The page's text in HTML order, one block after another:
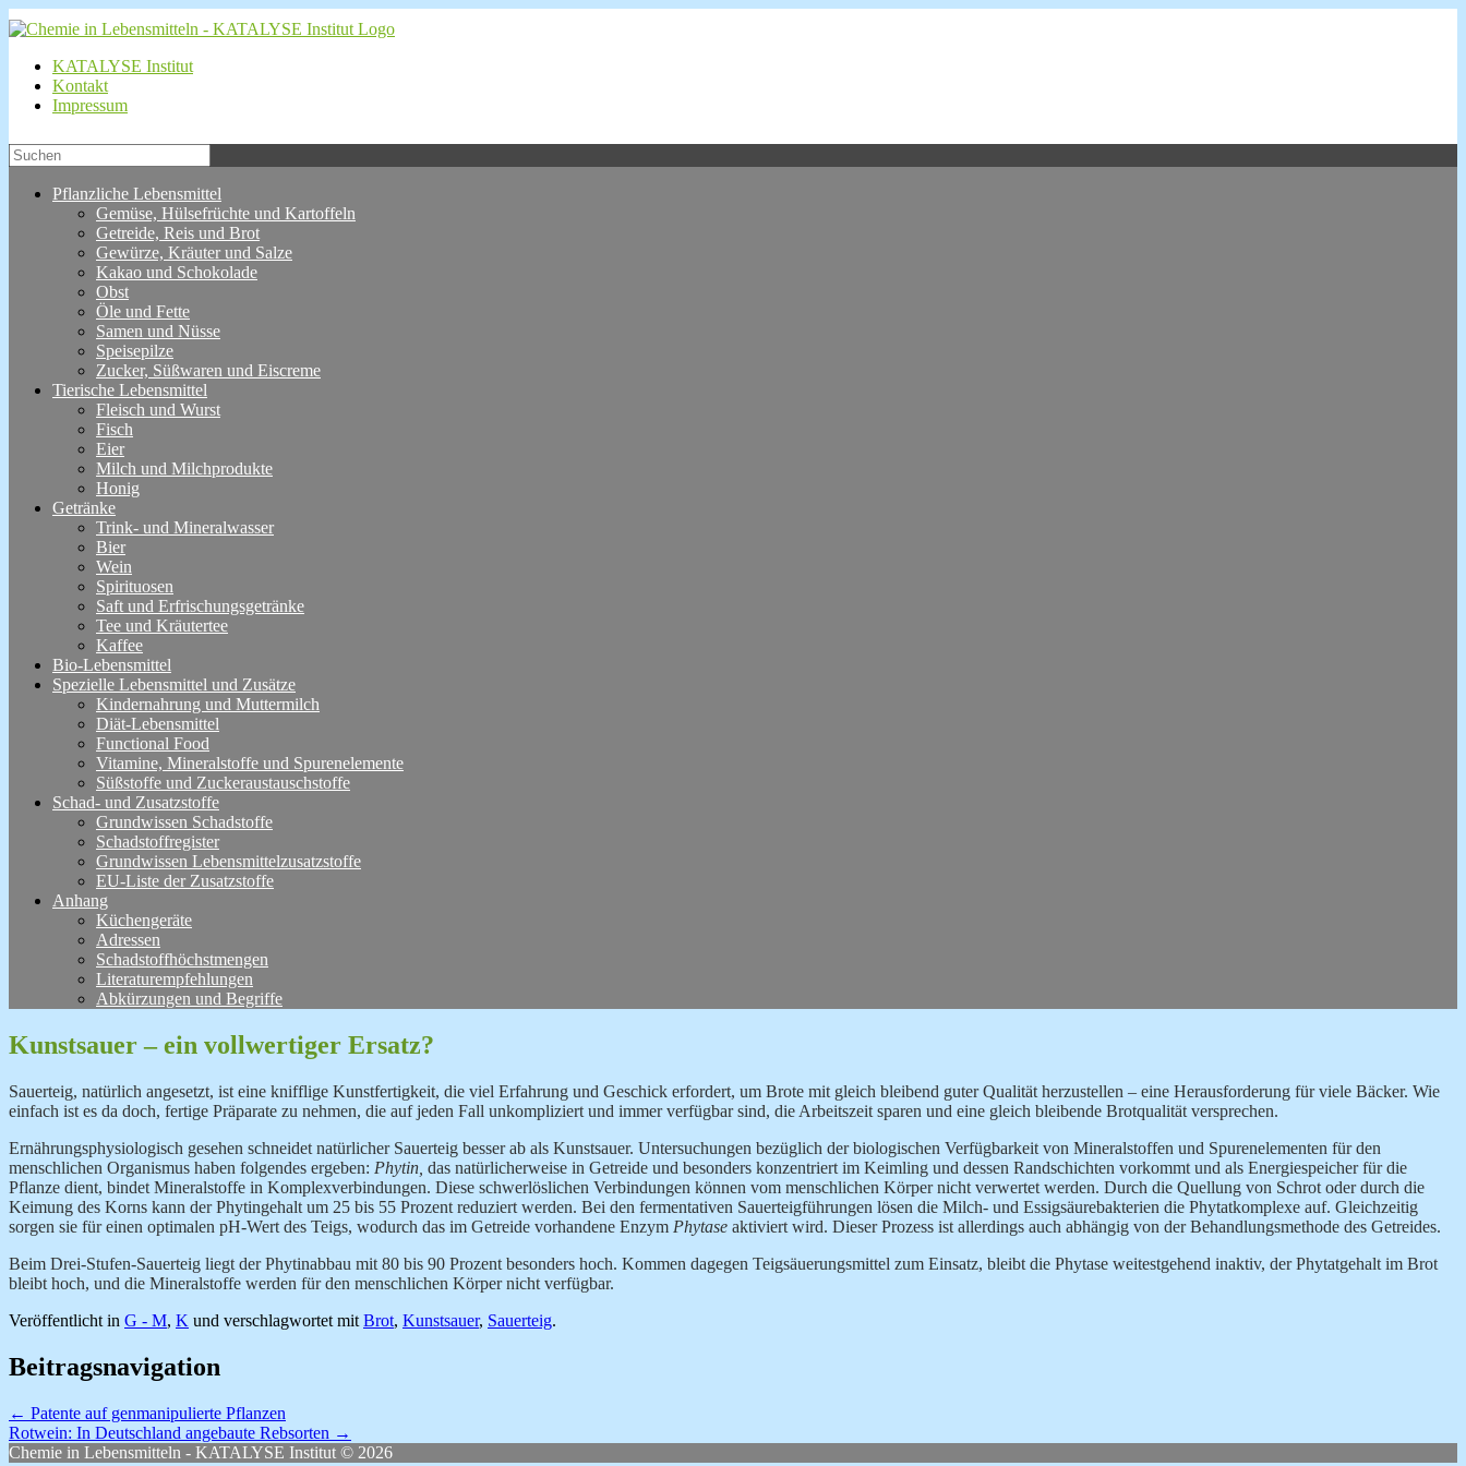
KATALYSE Institut
Kontakt
Impressum
Pflanzliche Lebensmittel
Gemüse, Hülsefrüchte und Kartoffeln
Getreide, Reis und Brot
Gewürze, Kräuter und Salze
Kakao und Schokolade
Obst
Öle und Fette
Samen und Nüsse
Speisepilze
Zucker, Süßwaren und Eiscreme
Tierische Lebensmittel
Fleisch und Wurst
Fisch
Eier
Milch und Milchprodukte
Honig
Getränke
Trink- und Mineralwasser
Bier
Wein
Spirituosen
Saft und Erfrischungsgetränke
Tee und Kräutertee
Kaffee
Bio-Lebensmittel
Spezielle Lebensmittel und Zusätze
Kindernahrung und Muttermilch
Diät-Lebensmittel
Functional Food
Vitamine, Mineralstoffe und Spurenelemente
Süßstoffe und Zuckeraustauschstoffe
Schad- und Zusatzstoffe
Grundwissen Schadstoffe
Schadstoffregister
Grundwissen Lebensmittelzusatzstoffe
EU-Liste der Zusatzstoffe
Anhang
Küchengeräte
Adressen
Schadstoffhöchstmengen
Literaturempfehlungen
Abkürzungen und Begriffe
Kunstsauer – ein vollwertiger Ersatz?
Sauerteig, natürlich angesetzt, ist eine knifflige Kunstfertigkeit, die viel Erfahrung und Geschick erfordert, um Brote mit gleich bleibend guter Qualität herzustellen – eine Herausforderung für viele Bäcker. Wie
einfach ist es da doch, fertige Präparate zu nehmen, die auf jeden Fall unkompliziert und immer verfügbar sind, die Arbeitszeit sparen und eine gleich bleibende Brotqualität versprechen.
Ernährungsphysiologisch gesehen schneidet natürlicher Sauerteig besser ab als Kunstsauer. Untersuchungen bezüglich der biologischen Verfügbarkeit von Mineralstoffen und Spurenelementen für den
menschlichen Organismus haben folgendes ergeben: Phytin, das natürlicherweise in Getreide und besonders konzentriert im Keimling und dessen Randschichten vorkommt und als Energiespeicher für die
Pflanze dient, bindet Mineralstoffe in Komplexverbindungen. Diese schwerlöslichen Verbindungen können vom menschlichen Körper nicht verwertet werden. Durch die Quellung von Schrot oder durch die
Keimung des Korns kann der Phytingehalt um 25 bis 55 Prozent reduziert werden. Bei den fermentativen Sauerteigführungen lösen die Milch- und Essigsäurebakterien die Phytatkomplexe auf. Gleichzeitig
sorgen sie für einen optimalen pH-Wert des Teigs, wodurch das im Getreide vorhandene Enzym Phytase aktiviert wird. Dieser Prozess ist allerdings auch abhängig von der Behandlungsmethode des Getreides.
Beim Drei-Stufen-Sauerteig liegt der Phytinabbau mit 80 bis 90 Prozent besonders hoch. Kommen dagegen Teigsäuerungsmittel zum Einsatz, bleibt die Phytase weitestgehend inaktiv, der Phytatgehalt im Brot
bleibt hoch, und die Mineralstoffe werden für den menschlichen Körper nicht verfügbar.
Veröffentlicht in G - M, K und verschlagwortet mit Brot, Kunstsauer, Sauerteig.
Beitragsnavigation
← Patente auf genmanipulierte Pflanzen
Rotwein: In Deutschland angebaute Rebsorten →
Chemie in Lebensmitteln - KATALYSE Institut © 2026